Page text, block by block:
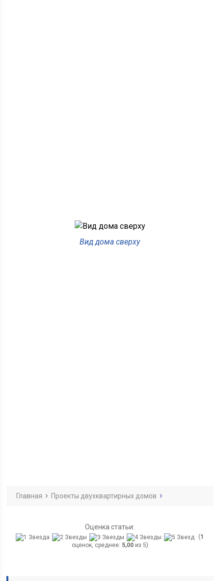
Вид дома сверху
Главная Проекты двухквартирных домов
Оценка статьи:
(1
оценок, среднее: 5,00из 5)